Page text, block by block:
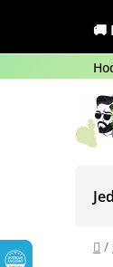
obsah
🚚
/